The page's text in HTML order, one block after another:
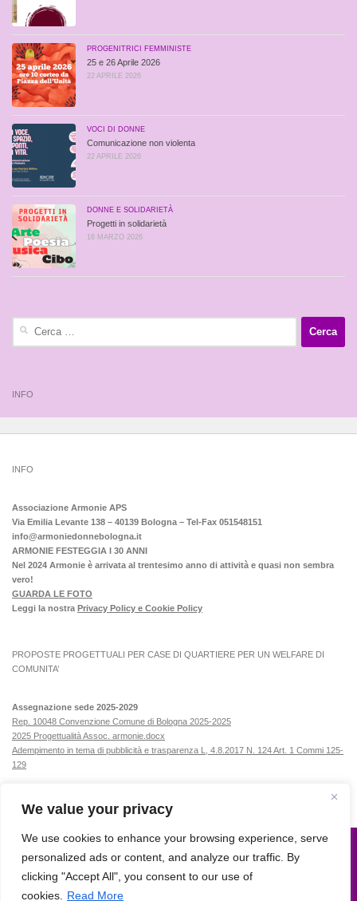
We value your privacy
We use cookies to enhance your browsing experience, serve
personalized ads or content, and analyze our traffic. By
clicking "Accept All", you consent to our use of
cookies.
Read More
PROGENITRICI FEMMINISTE
25 e 26 Aprile 2026
22 APRILE 2026
VOCI DI DONNE
Comunicazione non violenta
22 APRILE 2026
DONNE E SOLIDARIETÀ
Progetti in solidarietà
16 MARZO 2026
INFO
INFO
Associazione Armonie APS
Via Emilia Levante 138 – 40139 Bologna – Tel-Fax 051548151
info@armoniedonnebologna.it
ARMONIE FESTEGGIA I 30 ANNI
Nel 2024 Armonie è arrivata al trentesimo anno di attività e quasi non sembra
vero!
GUARDA LE FOTO
Leggi la nostra Privacy Policy e Cookie Policy
PROPOSTE PROGETTUALI PER CASE DI QUARTIERE PER UN WELFARE DI
COMUNITA’
Assegnazione sede 2025-2029
Rep. 10048 Convenzione Comune di Bologna 2025-2025
2025 Progettualità Assoc. armonie.docx
Adempimento in tema di pubblicità e trasparenza L, 4.8.2017 N. 124 Art. 1 Commi 125-
129
Armonie © 2015. All Rights Reserved.
Powered by